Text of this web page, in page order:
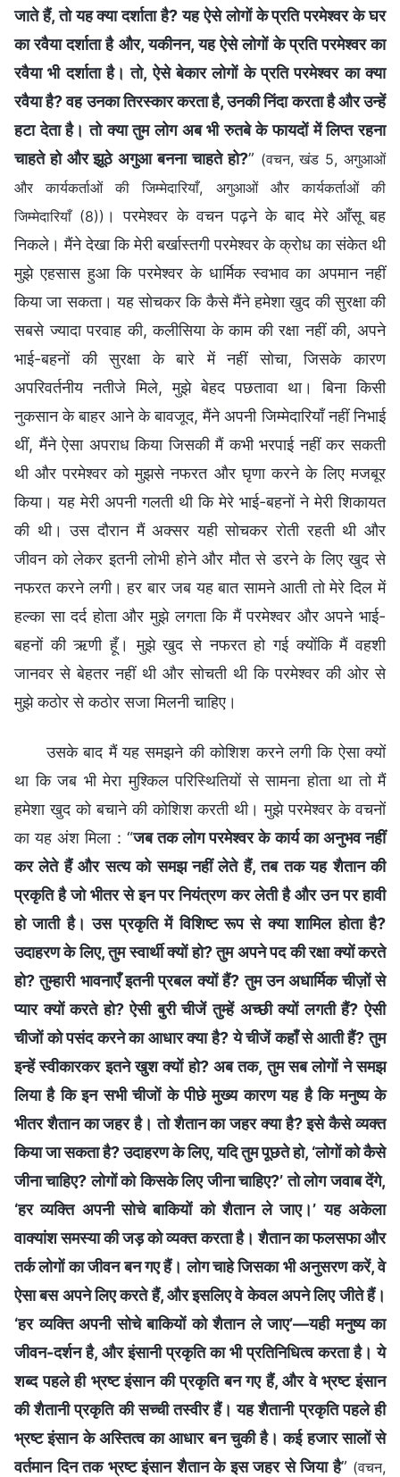
जाते हैं, तो यह क्या दर्शाता है? यह ऐसे लोगों के प्रति परमेश्वर के घर
का रवैया दर्शाता है और, यकीनन, यह ऐसे लोगों के प्रति परमेश्वर का
रवैया भी दर्शाता है। तो, ऐसे बेकार लोगों के प्रति परमेश्वर का क्या
रवैया है? वह उनका तिरस्कार करता है, उनकी निंदा करता है और उन्हें
हटा देता है। तो क्या तुम लोग अब भी रुतबे के फायदों में लिप्त रहना
चाहते हो और झूठे अगुआ बनना चाहते हो?” (वचन, खंड 5, अगुआओं
और कार्यकर्ताओं की जिम्मेदारियाँ, अगुआओं और कार्यकर्ताओं की
जिम्मेदारियाँ (8)) । परमेश्वर के वचन पढ़ने के बाद मेरे आँसू बह
निकले। मैंने देखा कि मेरी बर्खास्तगी परमेश्वर के क्रोध का संकेत थी
मुझे एहसास हुआ कि परमेश्वर के धार्मिक स्वभाव का अपमान नहीं
किया जा सकता। यह सोचकर कि कैसे मैंने हमेशा खुद की सुरक्षा की
सबसे ज्यादा परवाह की, कलीसिया के काम की रक्षा नहीं की, अपने
भाई-बहनों की सुरक्षा के बारे में नहीं सोचा, जिसके कारण
अपरिवर्तनीय नतीजे मिले, मुझे बेहद पछतावा था। बिना किसी
नुकसान के बाहर आने के बावजूद, मैंने अपनी जिम्मेदारियाँ नहीं निभाई
थीं, मैंने ऐसा अपराध किया जिसकी मैं कभी भरपाई नहीं कर सकती
थी और परमेश्वर को मुझसे नफरत और घृणा करने के लिए मजबूर
किया। यह मेरी अपनी गलती थी कि मेरे भाई-बहनों ने मेरी शिकायत
की थी। उस दौरान मैं अक्सर यही सोचकर रोती रहती थी और
जीवन को लेकर इतनी लोभी होने और मौत से डरने के लिए खुद से
नफरत करने लगी। हर बार जब यह बात सामने आती तो मेरे दिल में
हल्का सा दर्द होता और मुझे लगता कि मैं परमेश्वर और अपने भाई-
बहनों की ऋणी हूँ। मुझे खुद से नफरत हो गई क्योंकि मैं वहशी
जानवर से बेहतर नहीं थी और सोचती थी कि परमेश्वर की ओर से
मुझे कठोर से कठोर सजा मिलनी चाहिए।
उसके बाद मैं यह समझने की कोशिश करने लगी कि ऐसा क्यों
था कि जब भी मेरा मुश्किल परिस्थितियों से सामना होता था तो मैं
हमेशा खुद को बचाने की कोशिश करती थी। मुझे परमेश्वर के वचनों
का यह अंश मिला : “जब तक लोग परमेश्वर के कार्य का अनुभव नहीं
कर लेते हैं और सत्य को समझ नहीं लेते हैं, तब तक यह शैतान की
प्रकृति है जो भीतर से इन पर नियंत्रण कर लेती है और उन पर हावी
हो जाती है। उस प्रकृति में विशिष्ट रूप से क्या शामिल होता है?
उदाहरण के लिए, तुम स्वार्थी क्यों हो? तुम अपने पद की रक्षा क्यों करते
हो? तुम्हारी भावनाएँ इतनी प्रबल क्यों हैं? तुम उन अधार्मिक चीज़ों से
प्यार क्यों करते हो? ऐसी बुरी चीजें तुम्हें अच्छी क्यों लगती हैं? ऐसी
चीजों को पसंद करने का आधार क्या है? ये चीजें कहाँ से आती हैं? तुम
इन्हें स्वीकारकर इतने खुश क्यों हो? अब तक, तुम सब लोगों ने समझ
लिया है कि इन सभी चीजों के पीछे मुख्य कारण यह है कि मनुष्य के
भीतर शैतान का जहर है। तो शैतान का जहर क्या है? इसे कैसे व्यक्त
किया जा सकता है? उदाहरण के लिए, यदि तुम पूछते हो, ‘लोगों को कैसे
जीना चाहिए? लोगों को किसके लिए जीना चाहिए?’ तो लोग जवाब देंगे,
‘हर व्यक्ति अपनी सोचे बाकियों को शैतान ले जाए।’ यह अकेला
वाक्यांश समस्या की जड़ को व्यक्त करता है। शैतान का फलसफा और
तर्क लोगों का जीवन बन गए हैं। लोग चाहे जिसका भी अनुसरण करें, वे
ऐसा बस अपने लिए करते हैं, और इसलिए वे केवल अपने लिए जीते हैं।
‘हर व्यक्ति अपनी सोचे बाकियों को शैतान ले जाए’—यही मनुष्य का
जीवन-दर्शन है, और इंसानी प्रकृति का भी प्रतिनिधित्व करता है। ये
शब्द पहले ही भ्रष्ट इंसान की प्रकृति बन गए हैं, और वे भ्रष्ट इंसान
की शैतानी प्रकृति की सच्ची तस्वीर हैं। यह शैतानी प्रकृति पहले ही
भ्रष्ट इंसान के अस्तित्व का आधार बन चुकी है। कई हजार सालों से
वर्तमान दिन तक भ्रष्ट इंसान शैतान के इस जहर से जिया है” (वचन,